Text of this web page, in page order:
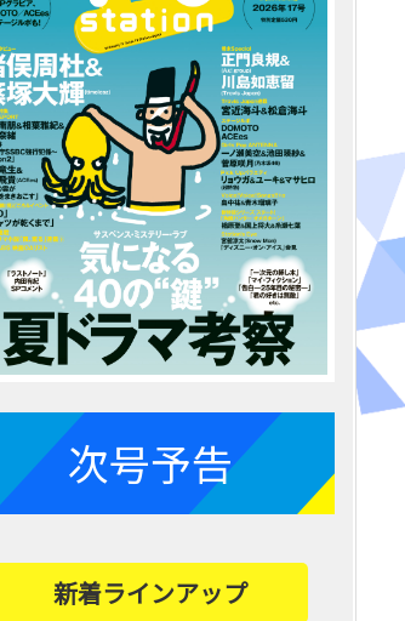
次号予告
新着ラインアップ